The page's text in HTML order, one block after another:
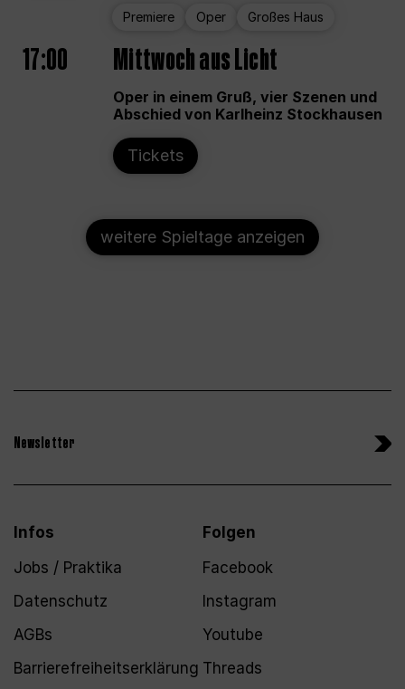
Premiere Oper Großes Haus
17:00 Mittwoch aus Licht
Oper in einem Gruß, vier Szenen und
Abschied von Karlheinz Stockhausen
Tickets
weitere Spieltage anzeigen
Newsletter
Infos
Jobs / Praktika
Datenschutz
AGBs
Barrierefreiheitserklärung
Folgen
Facebook
Instagram
Youtube
Threads